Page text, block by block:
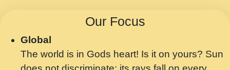
Chahe Ram Ho Chahe Shyam Ho.mp3
मझ अपन जवन बनन न आय, रठ हर क मनन न आय
Shri ravinandan shastri ji maharaj.mp3
Our Focus
Global
The world is in Gods heart! Is it on yours? Sun